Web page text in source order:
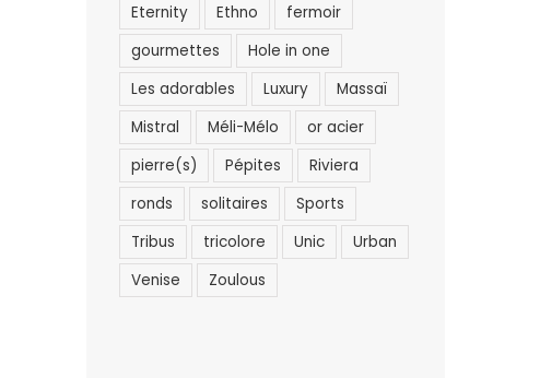
Eternity
Ethno
fermoir
gourmettes
Hole in one
Les adorables
Luxury
Massaï
Mistral
Méli-Mélo
or acier
pierre(s)
Pépites
Riviera
ronds
solitaires
Sports
Tribus
tricolore Unic
Urban
Venise
Zoulous